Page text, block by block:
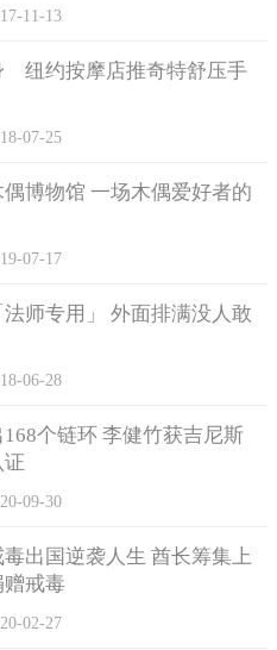
试吃成品
观看次数，网友纷纷看傻了眼，
这个给我，让我好想买个刨丝
人民币)，然后它连开机都还没
11-13
纽约按摩店推奇特舒压手
07-25
博物馆 一场木偶爱好者的
07-17
师专用」 外面排满没人敢
06-28
个链环 李健竹获吉尼斯
09-30
出国逆袭人生 酋长筹集上
戒毒
02-27